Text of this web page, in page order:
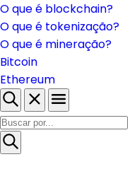
O que é blockchain?
O que é tokenização?
O que é mineração?
Bitcoin
Ethereum